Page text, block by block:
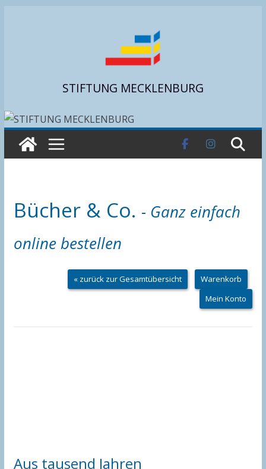
STIFTUNG MECKLENBURG
Bücher & Co. - Ganz einfach
online bestellen
« zurück zur Gesamtübersicht
Warenkorb
Mein Konto
Aus tausend Jahren